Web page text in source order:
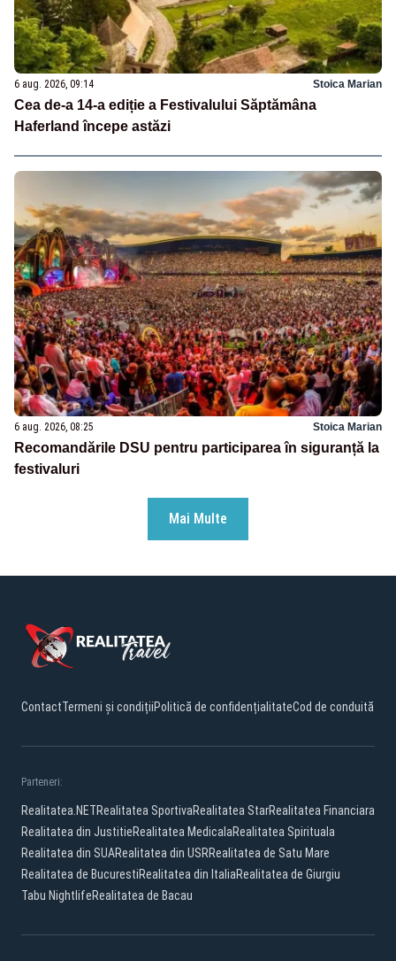
6 aug. 2026, 09:14 Stoica Marian
Cea de-a 14-a ediție a Festivalului Săptămâna
Haferland începe astăzi
6 aug. 2026, 08:25 Stoica Marian
Recomandările DSU pentru participarea în siguranță la
festivaluri
Mai Multe
ContactTermeni și condițiiPolitică de confidențialitateCod de conduită
Parteneri:
Realitatea.NETRealitatea SportivaRealitatea StarRealitatea Financiara
Realitatea din JustitieRealitatea MedicalaRealitatea Spirituala
Realitatea din SUARealitatea din USRRealitatea de Satu Mare
Realitatea de BucurestiRealitatea din ItaliaRealitatea de Giurgiu
Tabu NightlifeRealitatea de Bacau